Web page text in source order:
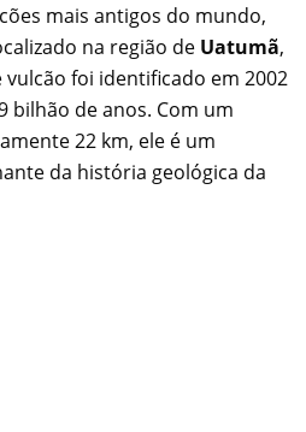
mais antigos do mundo,
na região de Uatumã,
vulcão foi identificado em 2002
bilhão de anos. Com um
22 km, ele é um
da história geológica da